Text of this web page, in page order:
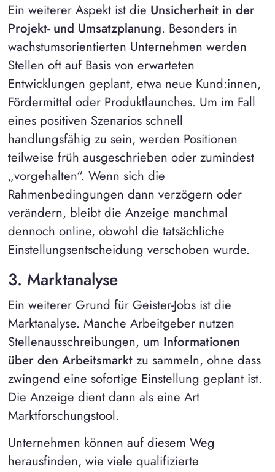
Ein weiterer Aspekt ist die Unsicherheit in der
Projekt- und Umsatzplanung. Besonders in
wachstumsorientierten Unternehmen werden
Stellen oft auf Basis von erwarteten
Entwicklungen geplant, etwa neue Kund:innen,
Fördermittel oder Produktlaunches. Um im Fall
eines positiven Szenarios schnell
handlungsfähig zu sein, werden Positionen
teilweise früh ausgeschrieben oder zumindest
„vorgehalten“. Wenn sich die
Rahmenbedingungen dann verzögern oder
verändern, bleibt die Anzeige manchmal
dennoch online, obwohl die tatsächliche
Einstellungsentscheidung verschoben wurde.
3. Marktanalyse
Ein weiterer Grund für Geister-Jobs ist die
Marktanalyse. Manche Arbeitgeber nutzen
Stellenausschreibungen, um Informationen
über den Arbeitsmarktzu sammeln, ohne dass
zwingend eine sofortige Einstellung geplant ist.
Die Anzeige dient dann als eine Art
Marktforschungstool.
Unternehmen können auf diesem Weg
herausfinden, wie viele qualifizierte